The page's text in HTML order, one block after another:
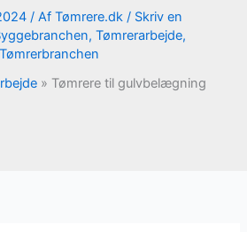
/ Af Tømrere.dk / Skriv en
, Tømrerarbejde,
Tømrerbranchen
Tømrere til gulvbelægning